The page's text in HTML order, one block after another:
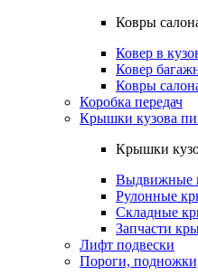
Ковры
Ковер в
Ковер
Ковры
Коробка передач
Крышки кузова
Крышки
Выдвижные
Рулонные
Складные
Запчасти
Лифт подвески
Пороги,